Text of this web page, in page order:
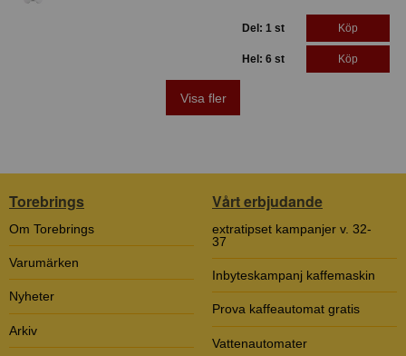
Del: 1 st Köp
Hel: 6 st Köp
Visa fler
Torebrings
Om Torebrings
Varumärken
Nyheter
Arkiv
Vårt erbjudande
extratipset kampanjer v. 32-
37
Inbyteskampanj kaffemaskin
Prova kaffeautomat gratis
Vattenautomater